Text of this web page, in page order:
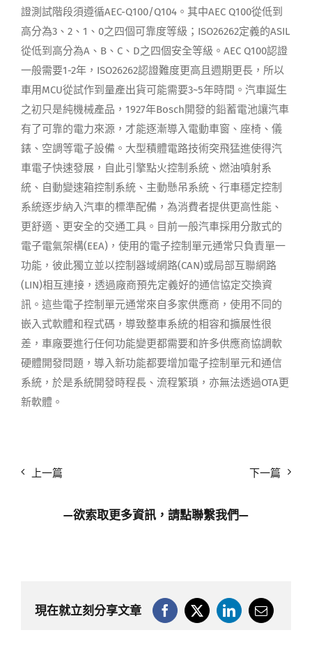
證測試階段須遵循AEC-Q100/Q104。其中AEC Q100從低到
高分為3、2、1、0之四個可靠度等級；ISO26262定義的ASIL
從低到高分為A、B、C、D之四個安全等級。AEC Q100認證
一般需要1-2年，ISO26262認證難度更高且週期更長，所以
車用MCU從試作到量產出貨可能需要3~5年時間。汽車誕生
之初只是純機械產品，1927年Bosch開發的鉛蓄電池讓汽車
有了可靠的電力來源，才能逐漸導入電動車窗、座椅、儀
錶、空調等電子設備。大型積體電路技術突飛猛進使得汽
車電子快速發展，自此引擎點火控制系統、燃油噴射系
統、自動變速箱控制系統、主動懸吊系統、行車穩定控制
系統逐步納入汽車的標準配備，為消費者提供更高性能、
更舒適、更安全的交通工具。目前一般汽車採用分散式的
電子電氣架構(EEA)，使用的電子控制單元通常只負責單一
功能，彼此獨立並以控制器域網路(CAN)或局部互聯網路
(LIN)相互連接，透過廠商預先定義好的通信協定交換資
訊。這些電子控制單元通常來自多家供應商，使用不同的
嵌入式軟體和程式碼，導致整車系統的相容和擴展性很
差，車廠要進行任何功能變更都需要和許多供應商協調軟
硬體開發問題，導入新功能都要增加電子控制單元和通信
系統，於是系統開發時程長、流程繁瑣，亦無法透過OTA更
新軟體。
上一篇 下一篇
—欲索取更多資訊，請點聯繫我們—
現在就立刻分享文章